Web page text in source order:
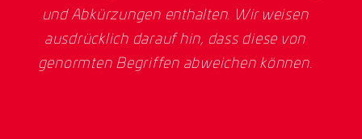
und Abkürzungen enthalten. Wir weisen
ausdrücklich darauf hin, dass diese von
genormten Begriffen abweichen können.